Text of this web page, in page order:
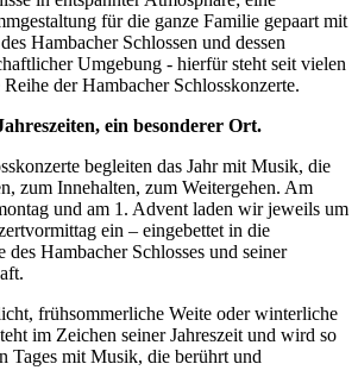
für die ganze Familie gepaart mit
Hambacher Schlossen und dessen
Umgebung - hierfür steht seit vielen
der Hambacher Schlosskonzerte.
ein besonderer Ort.
begleiten das Jahr mit Musik, die
zum Innehalten, zum Weitergehen. Am
und am 1. Advent laden wir jeweils um
ein – eingebettet in die
des Hambacher Schlosses und seiner
frühsommerliche Weite oder winterliche
im Zeichen seiner Jahreszeit und wird so
Tages mit Musik, die berührt und